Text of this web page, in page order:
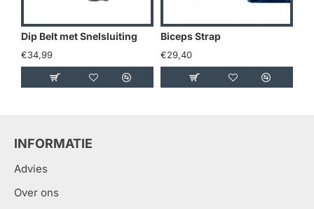
Dip Belt met Snelsluiting
€34,99
Biceps Strap
€29,40
INFORMATIE
Advies
Over ons